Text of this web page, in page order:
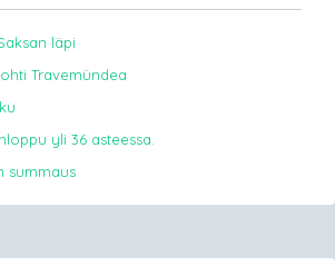
läpi
Travemündea
yli 36 asteessa.
summaus